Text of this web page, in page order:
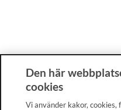
Den här
cookies
Vi använder kakor,